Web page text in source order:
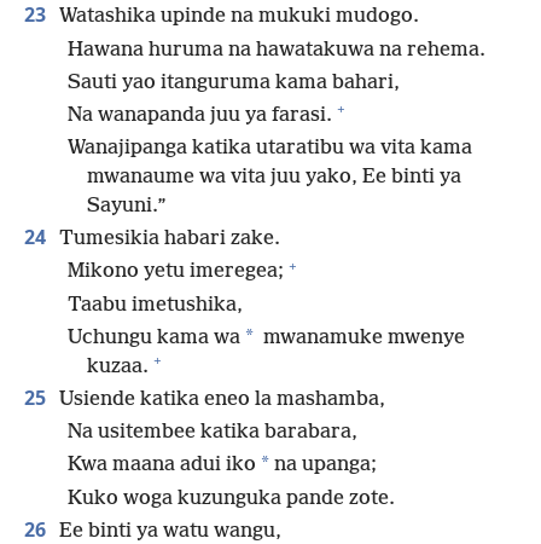
23 Watashika upinde na mukuki mudogo.
Hawana huruma na hawatakuwa na rehema.
Sauti yao itanguruma kama bahari,
Na wanapanda juu ya farasi. +
Wanajipanga katika utaratibu wa vita kama
mwanaume wa vita juu yako, Ee binti ya
Sayuni.”
24 Tumesikia habari zake.
Mikono yetu imeregea; +
Taabu imetushika,
Uchungu kama wa * mwanamuke mwenye
kuzaa. +
25 Usiende katika eneo la mashamba,
Na usitembee katika barabara,
Kwa maana adui iko * na upanga;
Kuko woga kuzunguka pande zote.
26 Ee binti ya watu wangu,